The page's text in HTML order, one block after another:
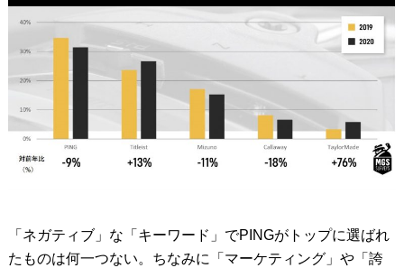
「ネガティブ」な「キーワード」でPINGがトップに選ばれ
たものは何一つない。ちなみに「マーケティング」や「誇